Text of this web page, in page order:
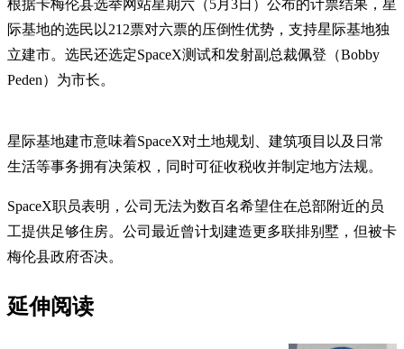
根据卡梅伦县选举网站星期六（5月3日）公布的计票结果，星
际基地的选民以212票对六票的压倒性优势，支持星际基地独
立建市。选民还选定SpaceX测试和发射副总裁佩登（Bobby
Peden）为市长。
星际基地建市意味着SpaceX对土地规划、建筑项目以及日常
生活等事务拥有决策权，同时可征收税收并制定地方法规。
SpaceX职员表明，公司无法为数百名希望住在总部附近的员
工提供足够住房。公司最近曾计划建造更多联排别墅，但被卡
梅伦县政府否决。
延伸阅读